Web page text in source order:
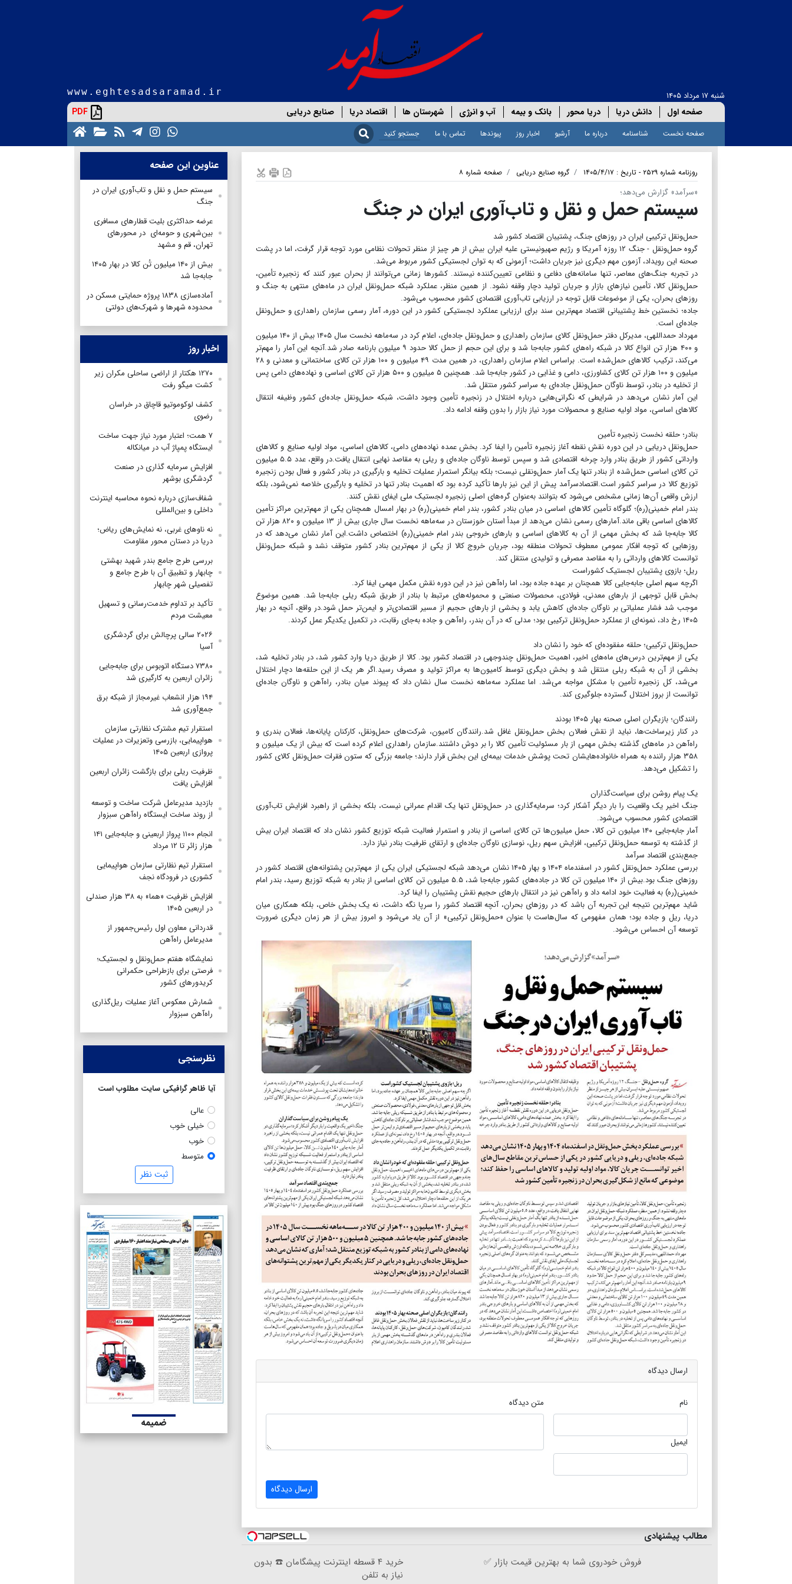
شنبه ۱۷ مرداد ۱۴۰۵ www.eghtesadsaramad.ir
صفحه اول دانش دریا دریا محور بانک و بیمه آب و انرژی شهرستان ها اقتصاد دریا صنایع دریایی PDF
صفحه نخست شناسنامه درباره ما آرشیو اخبار روز پیوندها تماس با ما
روزنامه شماره ۲۵۲۹ - تاریخ : ۱۴۰۵/۴/۱۷ گروه صنایع دریایی صفحه شماره ۸
«سرآمد» گزارش می‌دهد؛
سیستم حمل و نقل و تاب‌آوری ایران در جنگ
حمل‌ونقل ترکیبی ایران در روزهای جنگ، پشتیبان اقتصاد کشور شد
​​​​​​​گروه حمل‌ونقل - جنگ ۱۲ روزه آمریکا و رژیم صهیونیستی علیه ایران بیش از هر چیز از منظر تحولات نظامی مورد توجه قرار گرفت، اما در پشت
صحنه این رویداد، آزمون مهم دیگری نیز جریان داشت؛ آزمونی که به توان لجستیکی کشور مربوط می‌شد.
در تجربه جنگ‌های معاصر، تنها سامانه‌های دفاعی و نظامی تعیین‌کننده نیستند. کشورها زمانی می‌توانند از بحران عبور کنند که زنجیره تأمین،
حمل‌ونقل کالا، تأمین نیازهای بازار و جریان تولید دچار وقفه نشود. از همین منظر، عملکرد شبکه حمل‌ونقل ایران در ماه‌های منتهی به جنگ و
روزهای بحران، یکی از موضوعات قابل توجه در ارزیابی تاب‌آوری اقتصادی کشور محسوب می‌شود.
جاده؛ نخستین خط پشتیبانی اقتصاد مهم‌ترین سند برای ارزیابی عملکرد لجستیکی کشور در این دوره، آمار رسمی سازمان راهداری و حمل‌ونقل
جاده‌ای است.
مهرداد حمداللهی، مدیرکل دفتر حمل‌ونقل کالای سازمان راهداری و حمل‌ونقل جاده‌ای، اعلام کرد در سه‌ماهه نخست سال ۱۴۰۵ بیش از ۱۴۰ میلیون
و ۴۰۰ هزار تن انواع کالا در شبکه راه‌های کشور جابه‌جا شد و برای این حجم از حمل کالا حدود ۹ میلیون بارنامه صادر شد.آنچه این آمار را مهم‌تر
می‌کند، ترکیب کالاهای حمل‌شده است. براساس اعلام سازمان راهداری، در همین مدت ۴۹ میلیون و ۱۰۰ هزار تن کالای ساختمانی و معدنی و ۲۸
میلیون و ۱۰۰ هزار تن کالای کشاورزی، دامی و غذایی در کشور جابه‌جا شد. همچنین ۵ میلیون و ۵۰۰ هزار تن کالای اساسی و نهاده‌های دامی پس
از تخلیه در بنادر، توسط ناوگان حمل‌ونقل جاده‌ای به سراسر کشور منتقل شد.
این آمار نشان می‌دهد در شرایطی که نگرانی‌هایی درباره اختلال در زنجیره تأمین وجود داشت، شبکه حمل‌ونقل جاده‌ای کشور وظیفه انتقال
کالاهای اساسی، مواد اولیه صنایع و محصولات مورد نیاز بازار را بدون وقفه ادامه داد.
بنادر؛ حلقه نخست زنجیره تأمین
حمل‌ونقل دریایی در این دوره نقش نقطه آغاز زنجیره تأمین را ایفا کرد. بخش عمده نهاده‌های دامی، کالاهای اساسی، مواد اولیه صنایع و کالاهای
وارداتی کشور از طریق بنادر وارد چرخه اقتصادی شد و سپس توسط ناوگان جاده‌ای و ریلی به مقاصد نهایی انتقال یافت.در واقع، عدد ۵.۵ میلیون
تن کالای اساسی حمل‌شده از بنادر تنها یک آمار حمل‌ونقلی نیست؛ بلکه بیانگر استمرار عملیات تخلیه و بارگیری در بنادر کشور و فعال بودن زنجیره
توزیع کالا در سراسر کشور است.اقتصادسرآمد پیش از این نیز بارها تأکید کرده بود که اهمیت بنادر تنها در تخلیه و بارگیری خلاصه نمی‌شود، بلکه
ارزش واقعی آن‌ها زمانی مشخص می‌شود که بتوانند به‌عنوان گره‌های اصلی زنجیره لجستیک ملی ایفای نقش کنند.
بندر امام خمینی(ره)؛ گلوگاه تأمین کالاهای اساسی در میان بنادر کشور، بندر امام خمینی(ره) در بهار امسال همچنان یکی از مهم‌ترین مراکز تأمین
کالاهای اساسی باقی ماند.آمارهای رسمی نشان می‌دهد از مبدأ استان خوزستان در سه‌ماهه نخست سال جاری بیش از ۱۳ میلیون و ۸۲۰ هزار تن
کالا جابه‌جا شد که بخش مهمی از آن به کالاهای اساسی و بارهای خروجی بندر امام خمینی(ره) اختصاص داشت.این آمار نشان می‌دهد که در
روزهایی که توجه افکار عمومی معطوف تحولات منطقه بود، جریان خروج کالا از یکی از مهم‌ترین بنادر کشور متوقف نشد و شبکه حمل‌ونقل
توانست کالاهای وارداتی را به مقاصد مصرفی و تولیدی منتقل کند.
ریل؛ بازوی پشتیبان لجستیک کشوراست
اگرچه سهم اصلی جابه‌جایی کالا همچنان بر عهده جاده بود، اما راه‌آهن نیز در این دوره نقش مکمل مهمی ایفا کرد.
بخش قابل توجهی از بارهای معدنی، فولادی، محصولات صنعتی و محموله‌های مرتبط با بنادر از طریق شبکه ریلی جابه‌جا شد. همین موضوع
موجب شد فشار عملیاتی بر ناوگان جاده‌ای کاهش یابد و بخشی از بارهای حجیم از مسیر اقتصادی‌تر و ایمن‌تر حمل شود.در واقع، آنچه در بهار
۱۴۰۵ رخ داد، نمونه‌ای از عملکرد حمل‌ونقل ترکیبی بود؛ مدلی که در آن بندر، راه‌آهن و جاده به‌جای رقابت، در تکمیل یکدیگر عمل کردند.
حمل‌ونقل ترکیبی؛ حلقه مفقوده‌ای که خود را نشان داد
یکی از مهم‌ترین درس‌های ماه‌های اخیر، اهمیت حمل‌ونقل چندوجهی در اقتصاد کشور بود. کالا از طریق دریا وارد کشور شد، در بنادر تخلیه شد،
بخشی از آن به شبکه ریلی منتقل شد و بخش دیگری توسط کامیون‌ها به مراکز تولید و مصرف رسید.اگر هر یک از این حلقه‌ها دچار اختلال
می‌شد، کل زنجیره تأمین با مشکل مواجه می‌شد. اما عملکرد سه‌ماهه نخست سال نشان داد که پیوند میان بنادر، راه‌آهن و ناوگان جاده‌ای
توانست از بروز اختلال گسترده جلوگیری کند.
رانندگان؛ بازیگران اصلی صحنه بهار ۱۴۰۵ بودند
در کنار زیرساخت‌ها، نباید از نقش فعالان بخش حمل‌ونقل غافل شد.رانندگان کامیون، شرکت‌های حمل‌ونقل، کارکنان پایانه‌ها، فعالان بندری و
راه‌آهن در ماه‌های گذشته بخش مهمی از بار مسئولیت تأمین کالا را بر دوش داشتند.سازمان راهداری اعلام کرده است که بیش از یک میلیون و
۳۵۸ هزار راننده به همراه خانواده‌هایشان تحت پوشش خدمات بیمه‌ای این بخش قرار دارند؛ جامعه بزرگی که ستون فقرات حمل‌ونقل کالای کشور
را تشکیل می‌دهد.
یک پیام روشن برای سیاست‌گذاران
جنگ اخیر یک واقعیت را بار دیگر آشکار کرد؛ سرمایه‌گذاری در حمل‌ونقل تنها یک اقدام عمرانی نیست، بلکه بخشی از راهبرد افزایش تاب‌آوری
اقتصادی کشور محسوب می‌شود.
آمار جابه‌جایی ۱۴۰ میلیون تن کالا، حمل میلیون‌ها تن کالای اساسی از بنادر و استمرار فعالیت شبکه توزیع کشور نشان داد که اقتصاد ایران بیش
از گذشته به توسعه حمل‌ونقل ترکیبی، افزایش سهم ریل، نوسازی ناوگان جاده‌ای و ارتقای ظرفیت بنادر نیاز دارد.
جمع‌بندی اقتصاد سرآمد
بررسی عملکرد حمل‌ونقل کشور در اسفندماه ۱۴۰۴ و بهار ۱۴۰۵ نشان می‌دهد شبکه لجستیکی ایران یکی از مهم‌ترین پشتوانه‌های اقتصاد کشور در
روزهای جنگ بود.بیش از ۱۴۰ میلیون تن کالا در جاده‌های کشور جابه‌جا شد، ۵.۵ میلیون تن کالای اساسی از بنادر به شبکه توزیع رسید، بندر امام
خمینی(ره) به فعالیت خود ادامه داد و راه‌آهن نیز در انتقال بارهای حجیم نقش پشتیبان را ایفا کرد.
شاید مهم‌ترین نتیجه این تجربه آن باشد که در روزهای بحران، آنچه اقتصاد کشور را سرپا نگه داشت، نه یک بخش خاص، بلکه همکاری میان
دریا، ریل و جاده بود؛ همان مفهومی که سال‌هاست با عنوان «حمل‌ونقل ترکیبی» از آن یاد می‌شود و امروز بیش از هر زمان دیگری ضرورت
توسعه آن احساس می‌شود.
ارسال دیدگاه
نام
ایمیل
متن دیدگاه
ارسال دیدگاه
مطالب پیشنهادی
فروش خودروی شما به بهترین قیمت بازار ✅
خرید ۴ قسطه اینترنت پیشگامان ☎️ بدون
نیاز به تلفن
عناوین این صفحه
سیستم حمل و نقل و تاب‌آوری ایران در
جنگ
عرضه حداکثری بلیت قطارهای مسافری
بین‌شهری و حومه‌ای در محورهای
تهران، قم و مشهد
بیش از ۱۴۰ میلیون تُن کالا در بهار ۱۴۰۵
جابه‌جا شد
آماده‌سازی ۱۸۳۸ پروژه حمایتی مسکن در
محدوده شهرها و شهرک‌های دولتی
اخبار روز
۱۲۷۰ هکتار از اراضی ساحلی مکران زیر
کشت میگو رفت
کشف لوکوموتیو قاچاق در خراسان
رضوی
۷ همت؛ اعتبار مورد نیاز جهت ساخت
ایستگاه پمپاژ آب در میانکاله
افزایش سرمایه گذاری در صنعت
گردشگری بوشهر
شفاف‌سازی درباره نحوه محاسبه اینترنت
داخلی و بین‌المللی
نه ناوهای غربی، نه نمایش‌های ریاض؛
دریا در دستان محور مقاومت
بررسی طرح جامع بندر شهید بهشتی
چابهار و تطبیق آن با طرح جامع و
تفصیلی شهر چابهار
تأکید بر تداوم خدمت‌رسانی و تسهیل
معیشت مردم
۲۰۲۶ سالی پرچالش برای گردشگری
آسیا
۷۳۸۰ دستگاه اتوبوس برای جابه‌جایی
زائران اربعین به‌ کارگیری شد
۱۹۴ هزار انشعاب غیرمجاز از شبکه برق
جمع‌آوری شد
استقرار تیم مشترک نظارتی سازمان
هواپیمایی، بازرسی وتعزیرات در عملیات
پروازی اربعین ۱۴۰۵
ظرفیت ریلی برای بازگشت زائران اربعین
افزایش یافت
بازدید مدیرعامل شرکت ساخت و توسعه
از روند ساخت ایستگاه راه‌آهن سبزوار
انجام ۱۱۰۰ پرواز اربعینی و جابه‌جایی ۱۴۱
هزار زائر تا ۱۲ مرداد
استقرار تیم‌ نظارتی سازمان هواپیمایی
کشوری در فرودگاه نجف
افزایش ظرفیت «هما» به ۳۸ هزار صندلی
در اربعین ۱۴۰۵
قدردانی معاون اول رئیس‌جمهور از
مدیرعامل راه‌آهن
نمایشگاه هفتم حمل‌ونقل و لجستیک؛
فرصتی برای بازطراحی حکمرانی
کریدورهای کشور
شمارش معکوس آغاز عملیات ریل‌گذاری
راه‌آهن سبزوار
نظرسنجی
آیا ظاهر گرافیکی سایت مطلوب است
عالی
خیلی خوب
خوب
متوسط
ثبت نظر
ضمیمه